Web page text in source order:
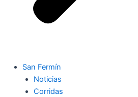
San Fermín
Noticias
Corridas